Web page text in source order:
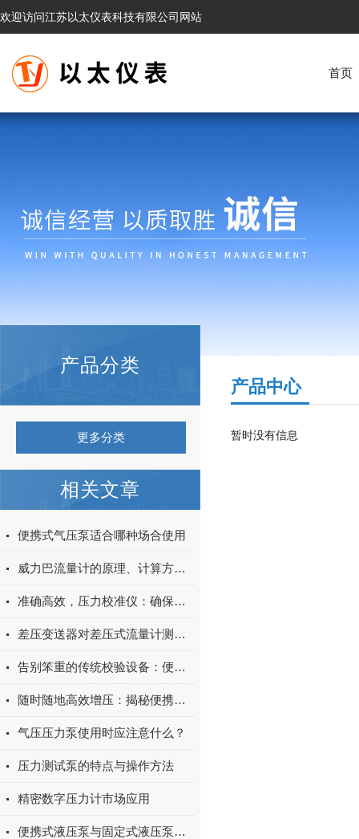
欢迎访问江苏以太仪表科技有限公司网站
首页
产品分类
更多分类
相关文章
便携式气压泵适合哪种场合使用
威力巴流量计的原理、计算方法测量方案
准确高效，压力校准仪：确保测量精度的关键工具
差压变送器对差压式流量计测量准确度的简要说明
告别笨重的传统校验设备：便携式压力泵如何实现现场压力仪表快速精准校准？
随时随地高效增压：揭秘便携式压力泵的多功能便携魅力
气压压力泵使用时应注意什么？
压力测试泵的特点与操作方法
精密数字压力计市场应用
便携式液压泵与固定式液压泵的区别，看完就知道怎么选
产品中心
暂时没有信息